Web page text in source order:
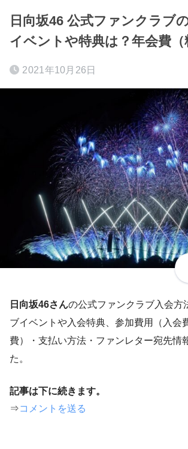
日向坂46 公式ファンクラブ
イベントや特典は？年会費（
2021年10月26日
日向坂46さんの公式ファンクラブ入会方
ブイベントや入会特典、参加費用（入会
費）・支払い方法・ファンレター宛先情
た。
記事は下に続きます。
⇒コメントを送る